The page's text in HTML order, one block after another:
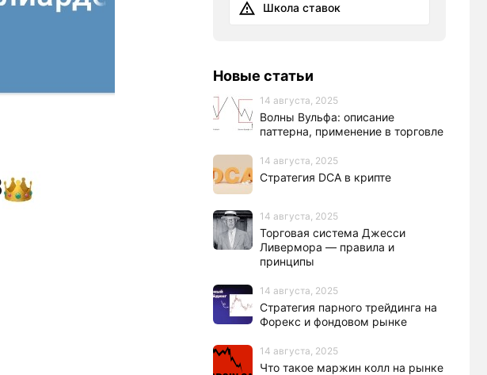
Школа ставок
Новые статьи
14 августа, 2025
Волны Вульфа: описание
паттерна, применение в торговле
14 августа, 2025
Стратегия DCA в крипте
14 августа, 2025
Торговая система Джесси
Ливермора — правила и
принципы
14 августа, 2025
Стратегия парного трейдинга на
Форекс и фондовом рынке
14 августа, 2025
Что такое маржин колл на рынке